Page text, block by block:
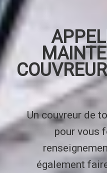
Un couvreur de
pour vous
également